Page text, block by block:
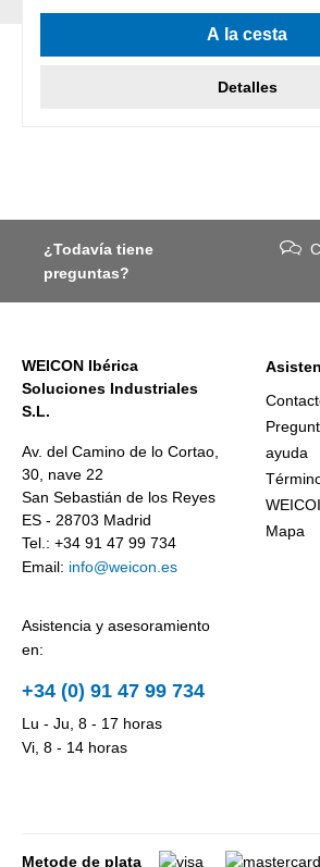
A la cesta
Detalles
¿Todavía tiene
preguntas?
WEICON Ibérica
Soluciones Industriales
S.L.
Av. del Camino de lo Cortao,
30, nave 22
San Sebastián de los Reyes
ES - 28703 Madrid
Tel.: +34 91 47 99 734
Email: info@weicon.es
Asistencia y asesoramiento
en:
+34 (0) 91 47 99 734
Lu - Ju, 8 - 17 horas
Vi, 8 - 14 horas
ayuda
Mapa
Metode de plata